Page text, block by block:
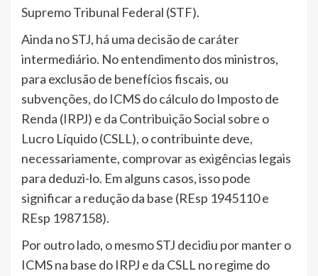
Supremo Tribunal Federal (STF).
Ainda no STJ, há uma decisão de caráter
intermediário. No entendimento dos ministros,
para exclusão de benefícios fiscais, ou
subvenções, do ICMS do cálculo do Imposto de
Renda (IRPJ) e da Contribuição Social sobre o
Lucro Líquido (CSLL), o contribuinte deve,
necessariamente, comprovar as exigências legais
para deduzi-lo. Em alguns casos, isso pode
significar a redução da base (REsp 1945110 e
REsp 1987158).
Por outro lado, o mesmo STJ decidiu por manter o
ICMS na base do IRPJ e da CSLL no regime do